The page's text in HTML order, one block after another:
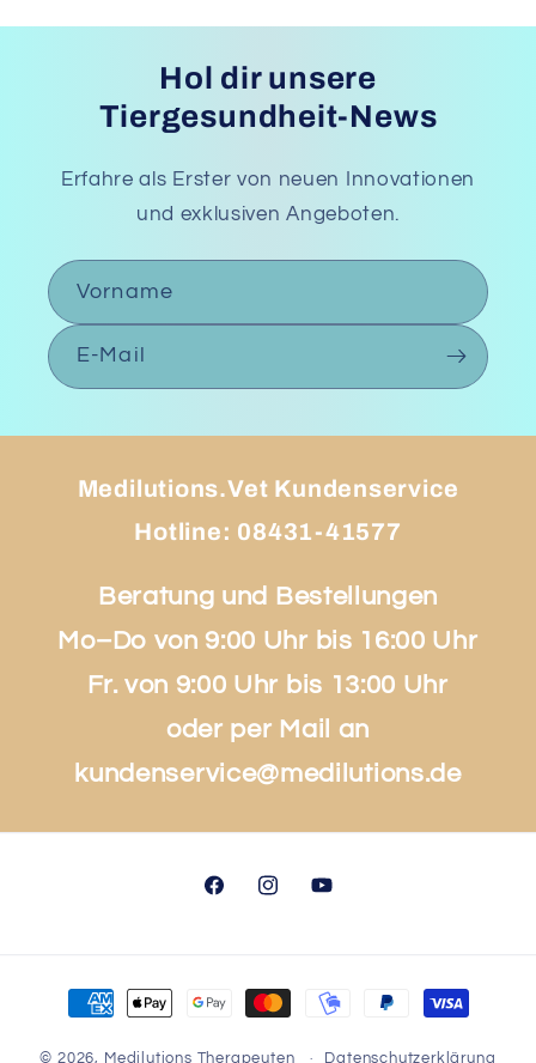
Hol dir unsere
Tiergesundheit-News
Erfahre als Erster von neuen Innovationen
und exklusiven Angeboten.
Vorname
E-Mail
Medilutions.Vet Kundenservice
Hotline: 08431-41577
Beratung und Bestellungen
Mo–Do von 9:00 Uhr bis 16:00 Uhr
Fr. von 9:00 Uhr bis 13:00 Uhr
oder per Mail an
kundenservice@medilutions.de
FacebookInstagramYouTube
Zahlungsmethoden
© 2026, Medilutions Therapeuten Datenschutzerklärung